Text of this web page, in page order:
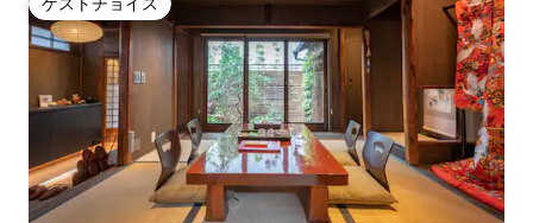
ゲストチョイス